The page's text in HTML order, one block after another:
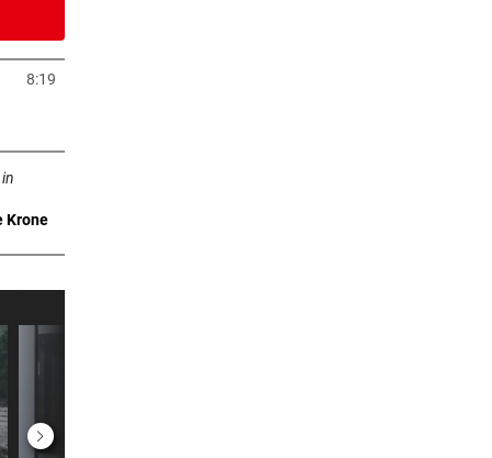
für
Minuten
Stunde
8:19
öffnen
Krone